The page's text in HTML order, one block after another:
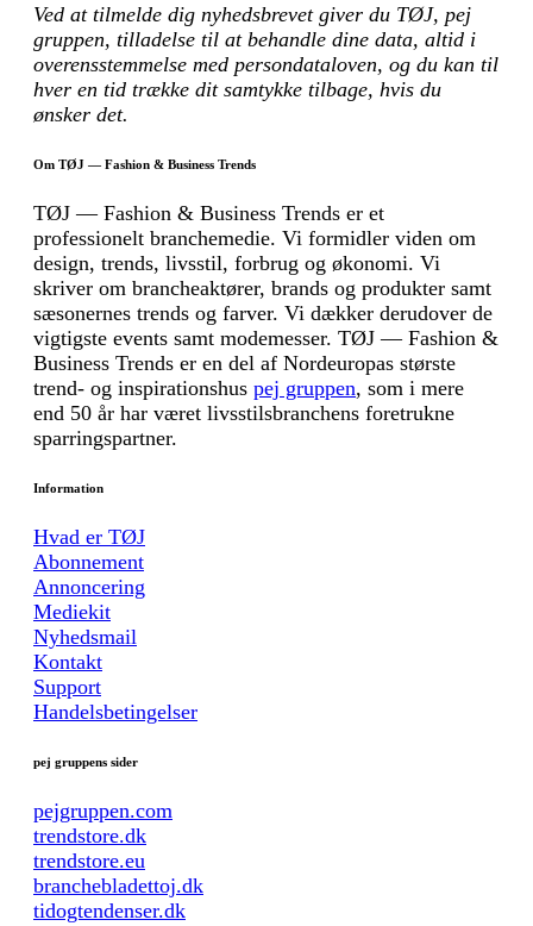
Ved at tilmelde dig nyhedsbrevet giver du TØJ, pej
gruppen, tilladelse til at behandle dine data, altid i
overensstemmelse med persondataloven, og du kan til
hver en tid trække dit samtykke tilbage, hvis du
ønsker det.
Om TØJ — Fashion & Business Trends
TØJ — Fashion & Business Trends er et
professionelt branchemedie. Vi formidler viden om
design, trends, livsstil, forbrug og økonomi. Vi
skriver om brancheaktører, brands og produkter samt
sæsonernes trends og farver. Vi dækker derudover de
vigtigste events samt modemesser. TØJ — Fashion &
Business Trends er en del af Nordeuropas største
trend- og inspirationshus pej gruppen, som i mere
end 50 år har været livsstilsbranchens foretrukne
sparringspartner.
Information
Hvad er TØJ
Abonnement
Annoncering
Mediekit
Nyhedsmail
Kontakt
Support
Handelsbetingelser
pej gruppens sider
pejgruppen.com
trendstore.dk
trendstore.eu
branchebladettoj.dk
tidogtendenser.dk